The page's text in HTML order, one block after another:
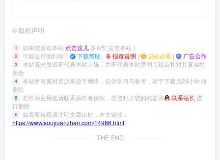
© 版权声明
1 如果您喜欢本站 点击这儿 多帮忙宣传本站！
2 可能会帮助到你： 下载帮助 | 报毒说明 | 进站必看 | 广告合作
3
本站素材资源不代表本站立场，并不代表本站赞同其观点和对其真实性
负责
4
本站所有素材资源来源于网络，仅供学习与参考，请于下载后24小时内
删除
5 若作商业用途请联系原作者授权，若侵犯了您的权益请 联系站长 进
行删除
6
如需要转载请注明文章出处，本文链接：
https://www.souyuanzhan.com/14986.html
THE END